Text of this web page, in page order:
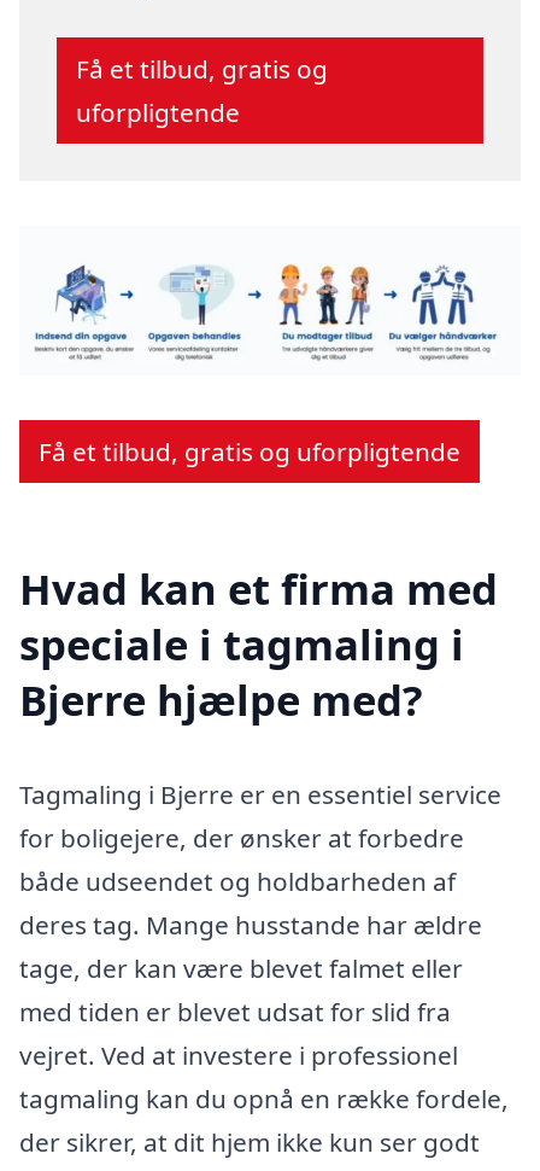
Få et tilbud, gratis og
uforpligtende
Få et tilbud, gratis og uforpligtende
Hvad kan et firma med
speciale i tagmaling i
Bjerre hjælpe med?
Tagmaling i Bjerre er en essentiel service
for boligejere, der ønsker at forbedre
både udseendet og holdbarheden af
deres tag. Mange husstande har ældre
tage, der kan være blevet falmet eller
med tiden er blevet udsat for slid fra
vejret. Ved at investere i professionel
tagmaling kan du opnå en række fordele,
der sikrer, at dit hjem ikke kun ser godt